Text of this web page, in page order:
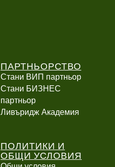
ПАРТНЬОРСТВО
Стани ВИП партньор
Стани БИЗНЕС
партньор
Ливъридж Академия
ПОЛИТИКИ И
ОБЩИ УСЛОВИЯ